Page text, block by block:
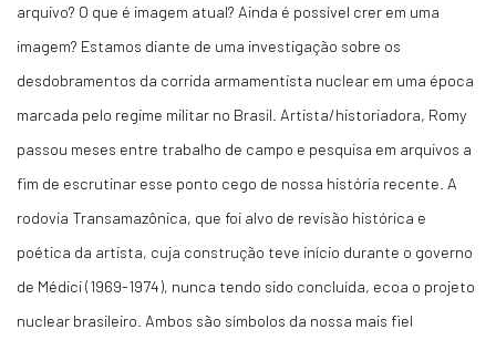
arquivo? O que é imagem atual? Ainda é possível crer em uma
imagem? Estamos diante de uma investigação sobre os
desdobramentos da corrida armamentista nuclear em uma época
marcada pelo regime militar no Brasil. Artista/historiadora, Romy
passou meses entre trabalho de campo e pesquisa em arquivos a
fim de escrutinar esse ponto cego de nossa história recente. A
rodovia Transamazônica, que foi alvo de revisão histórica e
poética da artista, cuja construção teve início durante o governo
de Médici (1969-1974), nunca tendo sido concluída, ecoa o projeto
nuclear brasileiro. Ambos são símbolos da nossa mais fiel